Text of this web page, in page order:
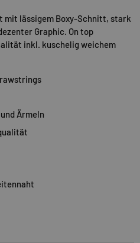
mit lässigem Boxy-Schnitt, stark
Graphic. On top
inkl. kuschelig weichem
Ärmeln